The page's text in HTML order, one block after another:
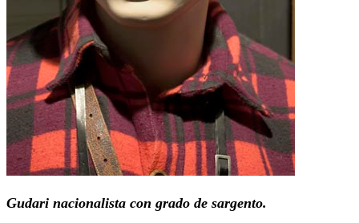
Gudari nacionalista con grado de sargento.